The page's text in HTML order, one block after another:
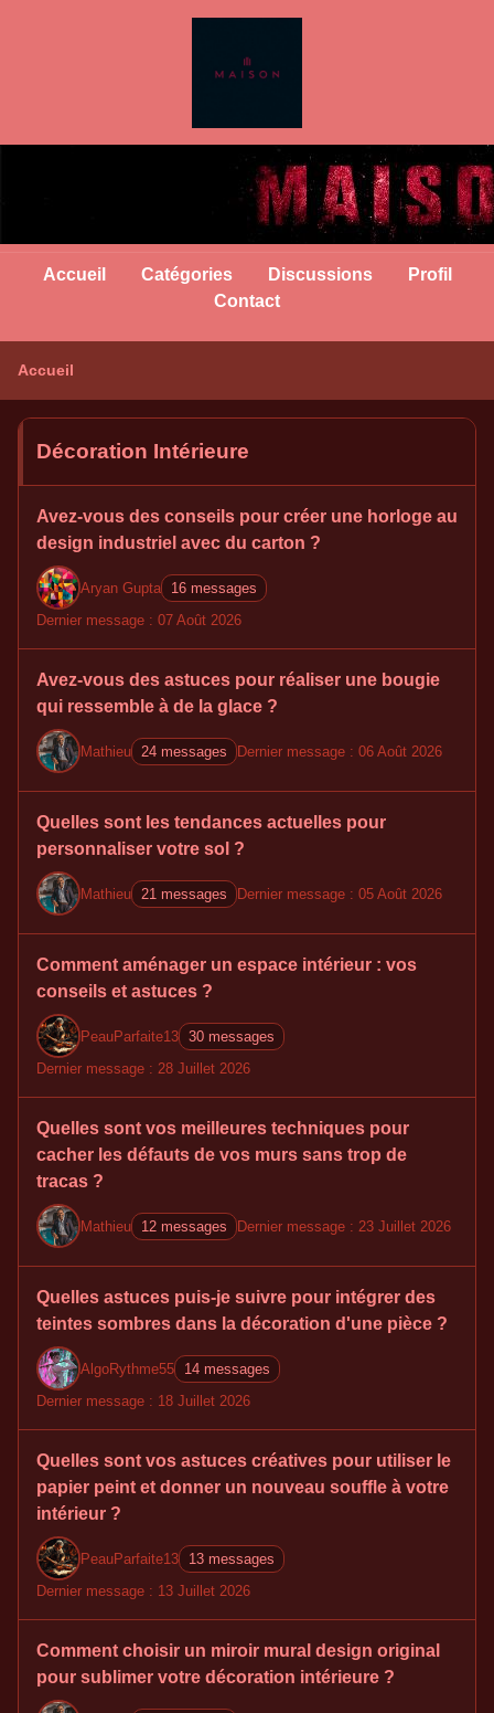
Accueil Catégories Discussions
Profil
Contact
Accueil
Décoration Intérieure
Avez-vous des conseils pour créer une horloge au
design industriel avec du carton ?
Aryan Gupta
16 messages
Dernier message : 07 Août 2026
Avez-vous des astuces pour réaliser une bougie
qui ressemble à de la glace ?
Mathieu 24 messages Dernier message : 06 Août 2026
Quelles sont les tendances actuelles pour
personnaliser votre sol ?
Mathieu 21 messages Dernier message : 05 Août 2026
Comment aménager un espace intérieur : vos
conseils et astuces ?
PeauParfaite13 30 messages
Dernier message : 28 Juillet 2026
Quelles sont vos meilleures techniques pour
cacher les défauts de vos murs sans trop de
tracas ?
Mathieu 12 messages Dernier message : 23 Juillet 2026
Quelles astuces puis-je suivre pour intégrer des
teintes sombres dans la décoration d'une pièce ?
AlgoRythme55
14 messages
Dernier message : 18 Juillet 2026
Quelles sont vos astuces créatives pour utiliser le
papier peint et donner un nouveau souffle à votre
intérieur ?
PeauParfaite13
13 messages
Dernier message : 13 Juillet 2026
Comment choisir un miroir mural design original
pour sublimer votre décoration intérieure ?